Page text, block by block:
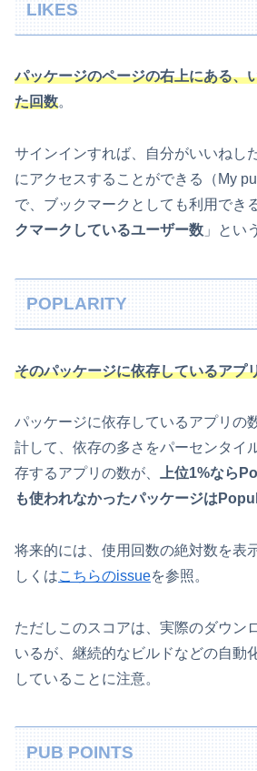
LIKES
パッケージのページの右上にある、
た回数。
サインインすれば、自分がいいねし
にアクセスすることができる（My
で、ブックマークとしても利用でき
クマークしているユーザー数 」とい
POPLARITY
そのパッケージに依存しているアプ
パッケージに依存しているアプリの
計して、依存の多さをパーセンタイ
存するアプリの数が、
上位1%なら
も使われなかったパッケージは
将来的には、使用回数の絶対数を表
しくはこちらのissueを参照。
ただしこのスコアは、実際のダウン
いるが、継続的なビルドなどの自動
していることに注意。
PUB POINTS